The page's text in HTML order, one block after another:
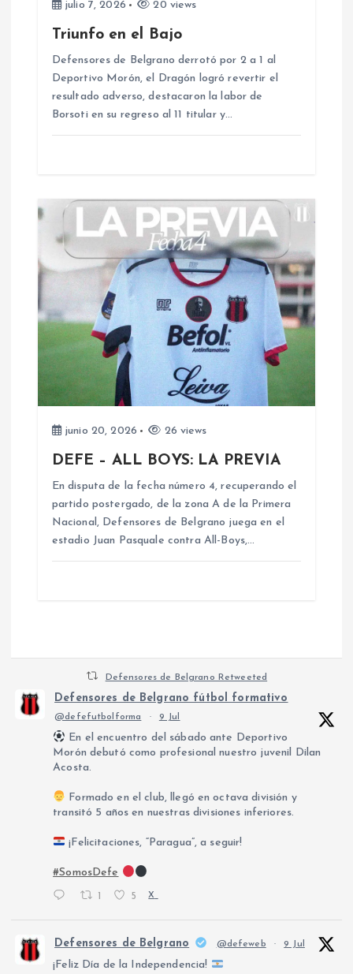
a
d
a
s
julio 7, 2026 20 views
Triunfo en el Bajo
Defensores de Belgrano derrotó por 2 a 1 al
Deportivo Morón, el Dragón logró revertir el
resultado adverso, destacaron la labor de
Borsoti en su regreso al 11 titular y…
junio 20, 2026 26 views
DEFE – ALL BOYS: LA PREVIA
En disputa de la fecha número 4, recuperando el
partido postergado, de la zona A de la Primera
Nacional, Defensores de Belgrano juega en el
estadio Juan Pasquale contra All-Boys,…
Defensores de Belgrano Retweeted
Defensores de Belgrano fútbol formativo
@defefutbolforma · 9 Jul
En el encuentro del sábado ante Deportivo
Morón debutó como profesional nuestro juvenil Dilan
Acosta.
Formado en el club, llegó en octava división y
transitó 5 años en nuestras divisiones inferiores.
¡Felicitaciones, “Paragua”, a seguir!
#SomosDefe
5 X
Defensores de Belgrano @defeweb · 9 Jul
¡Feliz Día de la Independencia!